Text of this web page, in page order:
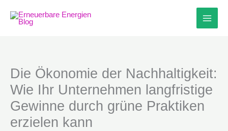
Inhalt
springen
Die Ökonomie der Nachhaltigkeit:
Wie Ihr Unternehmen langfristige
Gewinne durch grüne Praktiken
erzielen kann